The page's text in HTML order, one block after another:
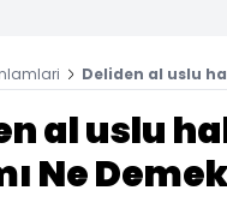
Deliden al uslu
al uslu
Ne